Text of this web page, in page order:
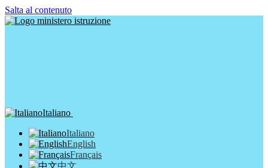
Salta al contenuto
Italiano
Italiano
English
Français
中文